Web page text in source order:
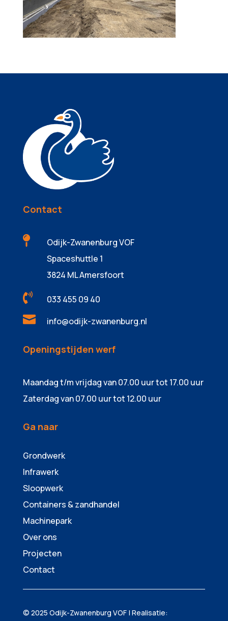
Contact

Odijk-Zwanenburg VOF
Spaceshuttle 1
3824 ML Amersfoort
 033 455 09 40
 info@odijk-zwanenburg.nl
Openingstijden werf
Maandag t/m vrijdag van 07.00 uur tot 17.00 uur
Zaterdag van 07.00 uur tot 12.00 uur
Ga naar
Grondwerk
Infrawerk
Sloopwerk
Containers & zandhandel
Machinepark
Over ons
Projecten
Contact
© 2025 Odijk-Zwanenburg VOF | Realisatie: